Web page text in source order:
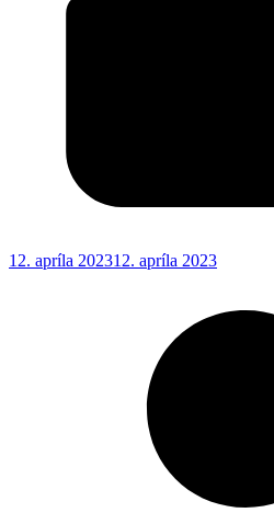
12. apríla 202312. apríla 2023